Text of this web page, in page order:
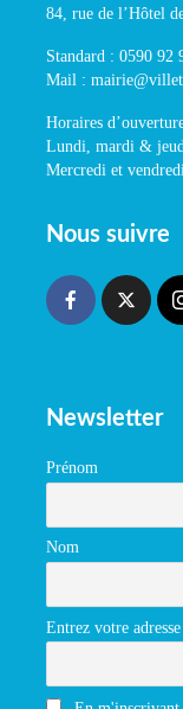
84, rue de l’Hôtel
Standard : 0590 92
Mail :
Horaires
Lundi, mardi &
Mercredi et
Nous suivre
Newsletter
Prénom
Nom
Entrez votre